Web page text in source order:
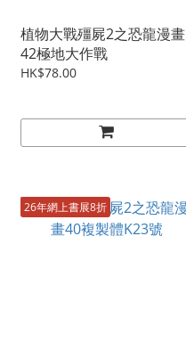
植物大戰殭屍2之恐龍漫畫
42極地大作戰
HK$78.00
26年網上書展8折